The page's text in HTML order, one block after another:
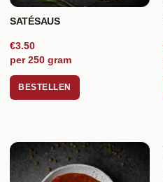
SATÉSAUS
€3.50
per 250 gram
BESTELLEN